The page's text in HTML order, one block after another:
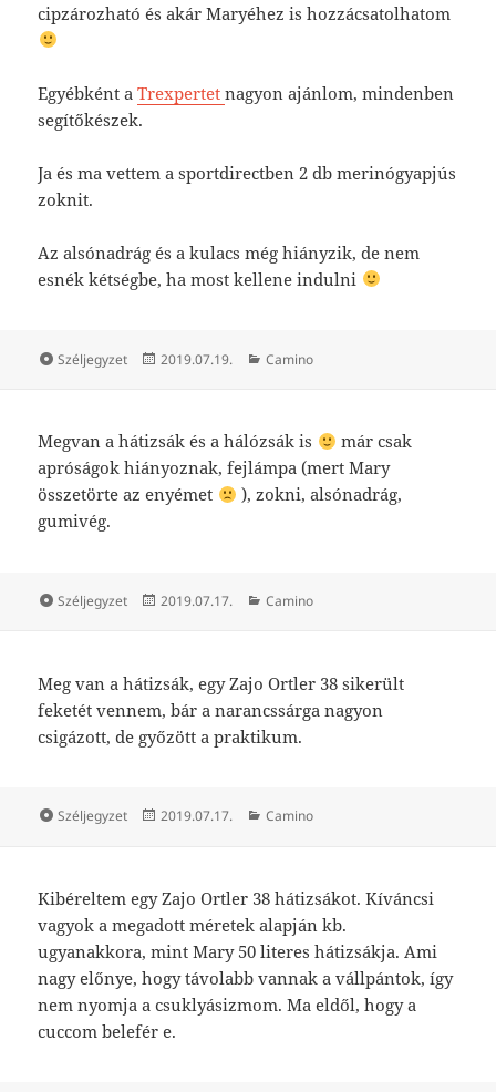
cipzározható és akár Maryéhez is hozzácsatolhatom
Egyébként aTrexpertetnagyon ajánlom, mindenben
segítőkészek.
Ja és ma vettem a sportdirectben 2 db merinógyapjús
zoknit.
Az alsónadrág és a kulacs még hiányzik, de nem
esnék kétségbe, ha most kellene indulni
Forma
Széljegyzet Közzétéve
2019.07.19. Kategória
Camino
Megvan a hátizsák és a hálózsák is
már csak
apróságok hiányoznak, fejlámpa (mert Mary
összetörte az enyémet
), zokni, alsónadrág,
gumivég.
Forma
Széljegyzet Közzétéve
2019.07.17. Kategória
Camino
Meg van a hátizsák, egy Zajo Ortler 38 sikerült
feketét vennem, bár a narancssárga nagyon
csigázott, de győzött a praktikum.
Forma
Széljegyzet Közzétéve
2019.07.17. Kategória
Camino
Kibéreltem egy Zajo Ortler 38 hátizsákot. Kíváncsi
vagyok a megadott méretek alapján kb.
ugyanakkora, mint Mary 50 literes hátizsákja. Ami
nagy előnye, hogy távolabb vannak a vállpántok, így
nem nyomja a csuklyásizmom. Ma eldől, hogy a
cuccom belefér e.